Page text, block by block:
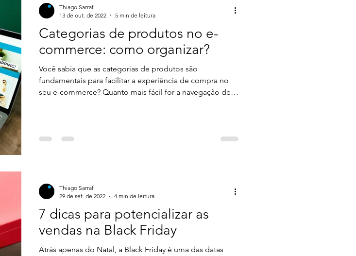
Categorias de produtos no e-
commerce: como organizar?
Você sabia que as categorias de produtos são
fundamentais para facilitar a experiência de compra no
seu e-commerce? Quanto mais fácil for a navegação de
da maneira correta, o potencial cliente não sabe por onde
navegar e tem dificuldades em encontrar o que deseja. E
Thiago Sarraf
13 de out. de 2022
5 min de leitura
7 dicas para potencializar as
vendas na Black Friday
Atrás apenas do Natal, a Black Friday é uma das datas
Thiago Sarraf
29 de set. de 2022
4 min de leitura